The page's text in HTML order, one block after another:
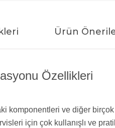
Ürün
Özellikleri
komponentleri ve diğer birçok
için çok kullanışlı ve